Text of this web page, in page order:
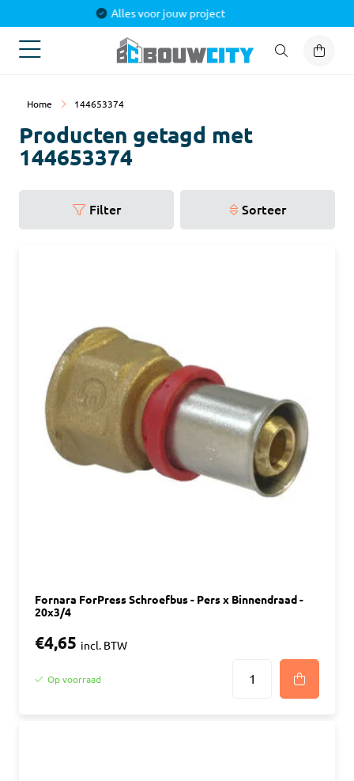
Alles voor jouw project
Home 144653374
Producten getagd met
144653374
Filter Sorteer
Fornara ForPress Schroefbus - Pers x Binnendraad -
20x3/4
€4,65 incl. BTW
Op voorraad